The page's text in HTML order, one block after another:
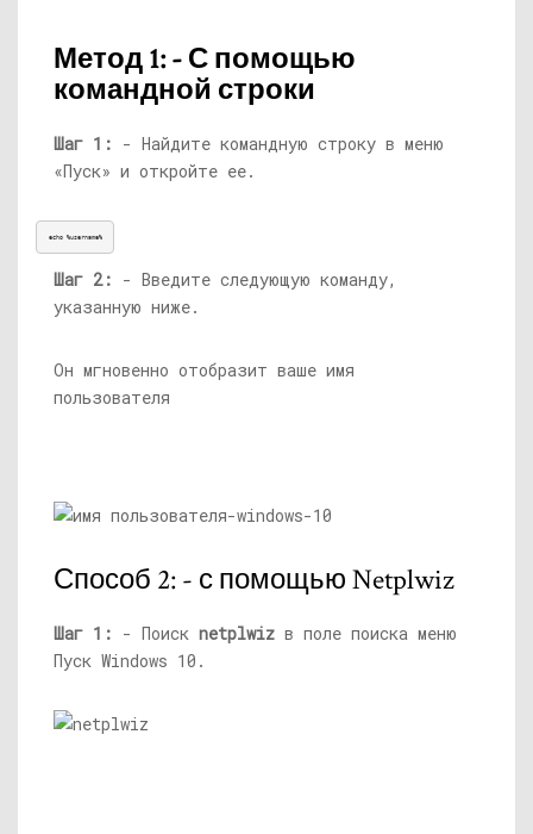
Метод 1: - С помощью
командной строки
Шаг 1: - Найдите командную строку в меню
«Пуск» и откройте ее.
echo %username%
Шаг 2: - Введите следующую команду,
указанную ниже.
Он мгновенно отобразит ваше имя
пользователя
Способ 2: - с помощью Netplwiz
Шаг 1: - Поиск netplwiz в поле поиска меню
Пуск Windows 10.